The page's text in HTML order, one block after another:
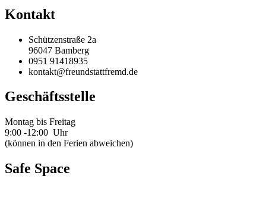
Kontakt
Schützenstraße 2a
96047 Bamberg
0951 91418935
kontakt@freundstattfremd.de
Geschäftsstelle
Montag bis Freitag
9:00 -12:00 Uhr
(können in den Ferien abweichen)
Safe Space